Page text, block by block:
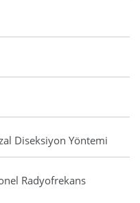
Diseksiyon Yöntemi
Radyofrekans